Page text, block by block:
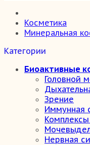
Косметика
Минеральная
Категории
Биоактивные
Головной
Зрение
Иммунная
Нервная